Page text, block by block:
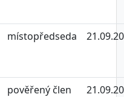
místopředseda
pověřený člen